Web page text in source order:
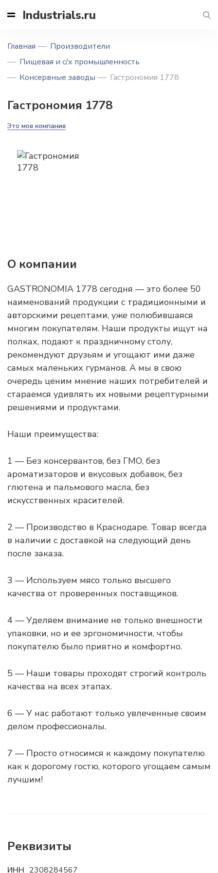
Industrials.ru
Главная
Производители
Пищевая и с/х промышленность
Консервные заводы
Гастрономия 1778
Гастрономия 1778
Это моя компания
О компании
GASTRONOMIA 1778 сегодня — это более 50
наименований продукции с традиционными и
авторскими рецептами, уже полюбившаяся
многим покупателям. Наши продукты ищут на
полках, подают к праздничному столу,
рекомендуют друзьям и угощают ими даже
самых маленьких гурманов. А мы в свою
очередь ценим мнение наших потребителей и
стараемся удивлять их новыми рецептурными
решениями и продуктами.
Наши преимущества:
1 — Без консервантов, без ГМО, без
ароматизаторов и вкусовых добавок, без
глютена и пальмового масла, без
искусственных красителей.
2 — Производство в Краснодаре. Товар всегда
в наличии с доставкой на следующий день
после заказа.
3 — Используем мясо только высшего
качества от проверенных поставщиков.
4 — Уделяем внимание не только внешности
упаковки, но и ее эргономичности, чтобы
покупателю было приятно и комфортно.
5 — Наши товары проходят строгий контроль
качества на всех этапах.
6 — У нас работают только увлеченные своим
делом профессионалы.
7 — Просто относимся к каждому покупателю
как к дорогому гостю, которого угощаем самым
лучшим!
Реквизиты
ИНН 2308284567